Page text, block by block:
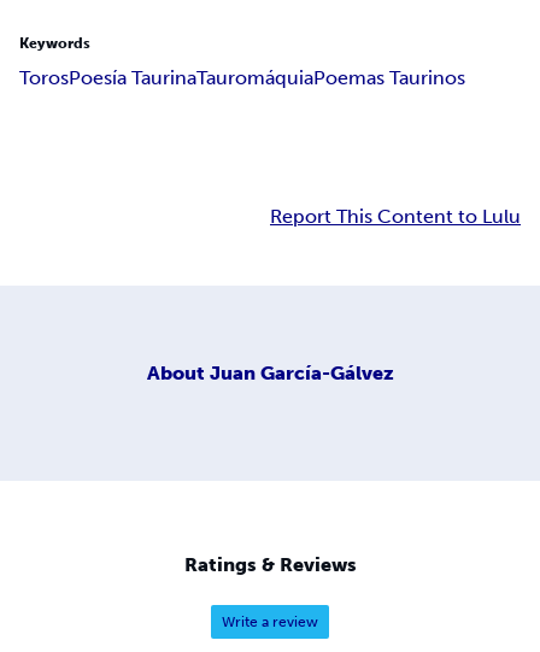
Keywords
TorosPoesía TaurinaTauromáquiaPoemas Taurinos
Report This Content to Lulu
About Juan García-Gálvez
Ratings & Reviews
Write a review